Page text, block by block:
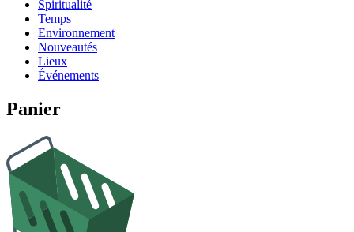
Spiritualité
Temps
Environnement
Nouveautés
Lieux
Événements
Panier